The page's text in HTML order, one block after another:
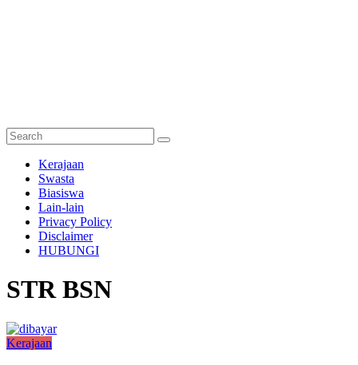
Semakan
Bantuan
Semakan
untuk
semua
Kerajaan
Swasta
Biasiswa
Lain-lain
Privacy Policy
Disclaimer
HUBUNGI
STR BSN
Kerajaan